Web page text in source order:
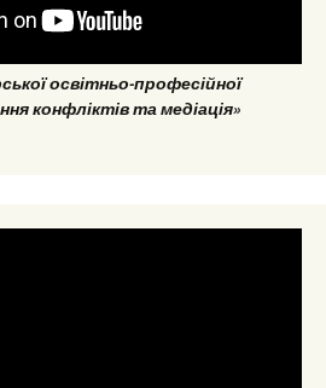
освітньо-професійної
конфліктів та медіація»